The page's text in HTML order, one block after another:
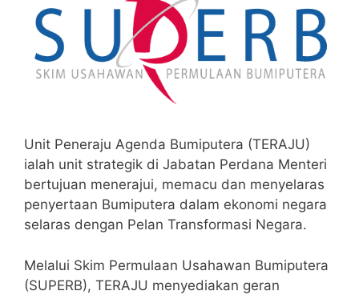
Unit Peneraju Agenda Bumiputera (TERAJU)
ialah unit strategik di Jabatan Perdana Menteri
bertujuan menerajui, memacu dan menyelaras
penyertaan Bumiputera dalam ekonomi negara
selaras dengan Pelan Transformasi Negara.
Melalui Skim Permulaan Usahawan Bumiputera
(SUPERB), TERAJU menyediakan geran